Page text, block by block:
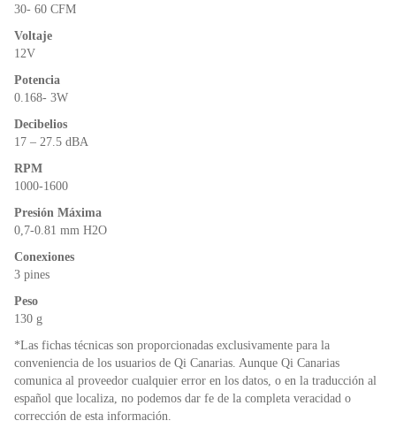
30- 60 CFM
Voltaje
12V
Potencia
0.168- 3W
Decibelios
17 – 27.5 dBA
RPM
1000-1600
Presión Máxima
0,7-0.81 mm H2O
Conexiones
3 pines
Peso
130 g
*Las fichas técnicas son proporcionadas exclusivamente para la
conveniencia de los usuarios de Qi Canarias. Aunque Qi Canarias
comunica al proveedor cualquier error en los datos, o en la traducción al
español que localiza, no podemos dar fe de la completa veracidad o
corrección de esta información.